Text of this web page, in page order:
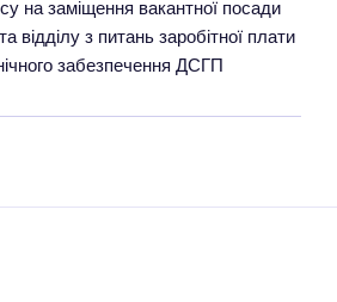
на заміщення вакантної посади
відділу з питань заробітної плати
забезпечення ДСГП